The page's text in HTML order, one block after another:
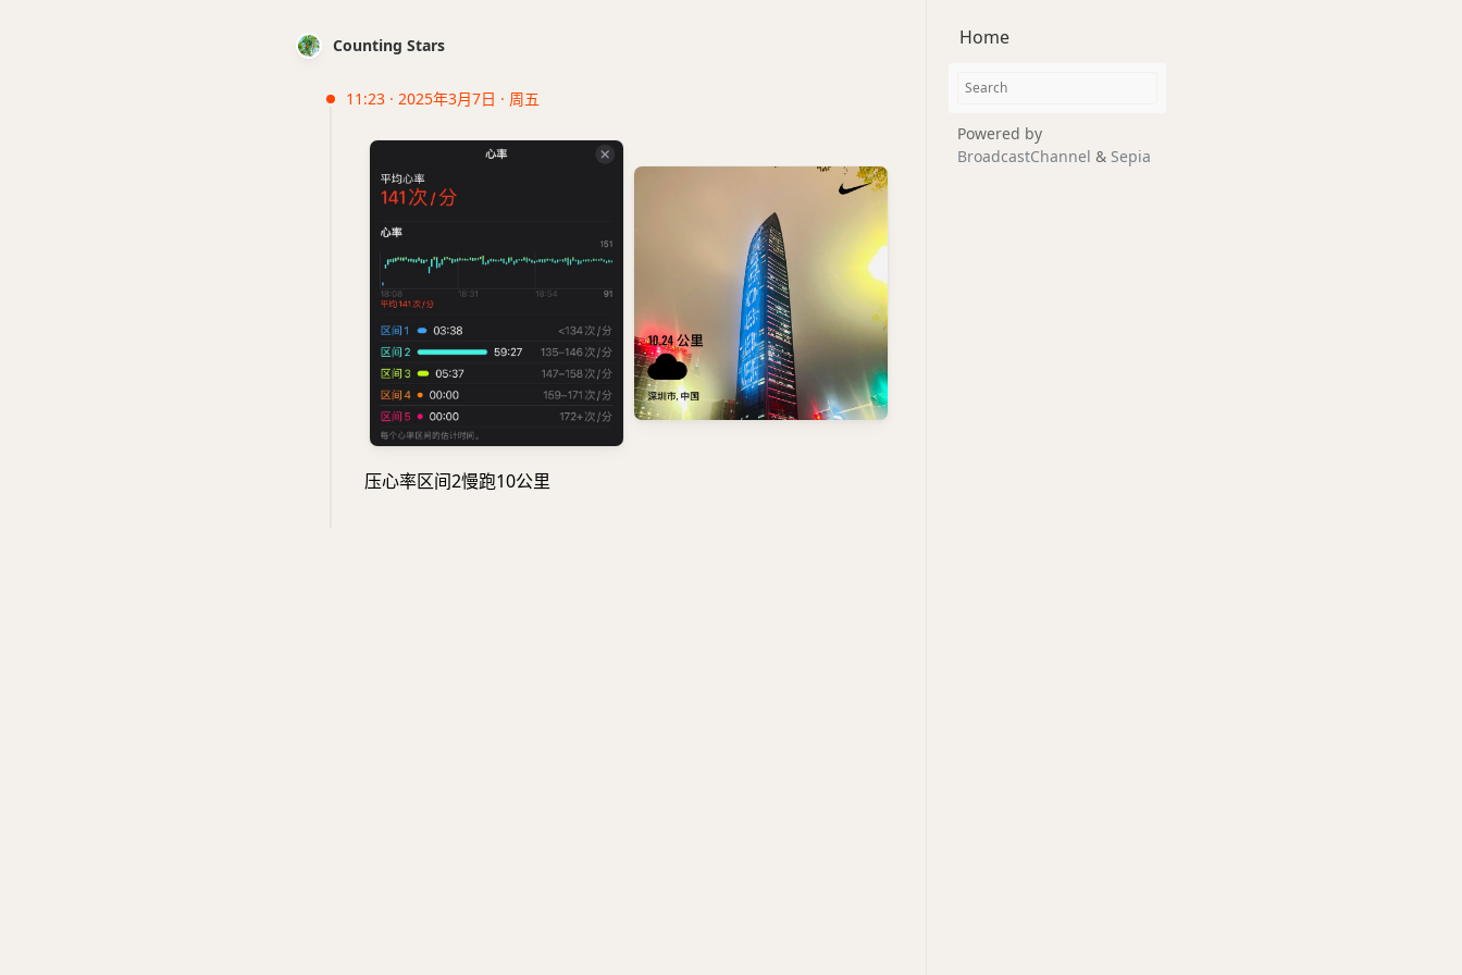
Counting Stars
11:23 · 2025年3月7日 · 周五
压心率区间2慢跑10公里
Home
Powered by
BroadcastChannel & Sepia